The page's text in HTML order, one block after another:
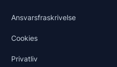
Ansvarsfraskrivelse
Cookies
Privatliv